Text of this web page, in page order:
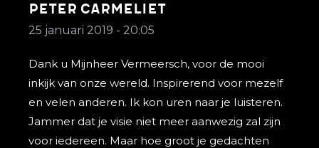
Peter Carmeliet
25 januari 2019 - 20:05
Dank u Mijnheer Vermeersch, voor de mooi
inkijk van onze wereld. Inspirerend voor mezelf
en velen anderen. Ik kon uren naar je luisteren.
Jammer dat je visie niet meer aanwezig zal zijn
voor iedereen. Maar hoe groot je gedachten